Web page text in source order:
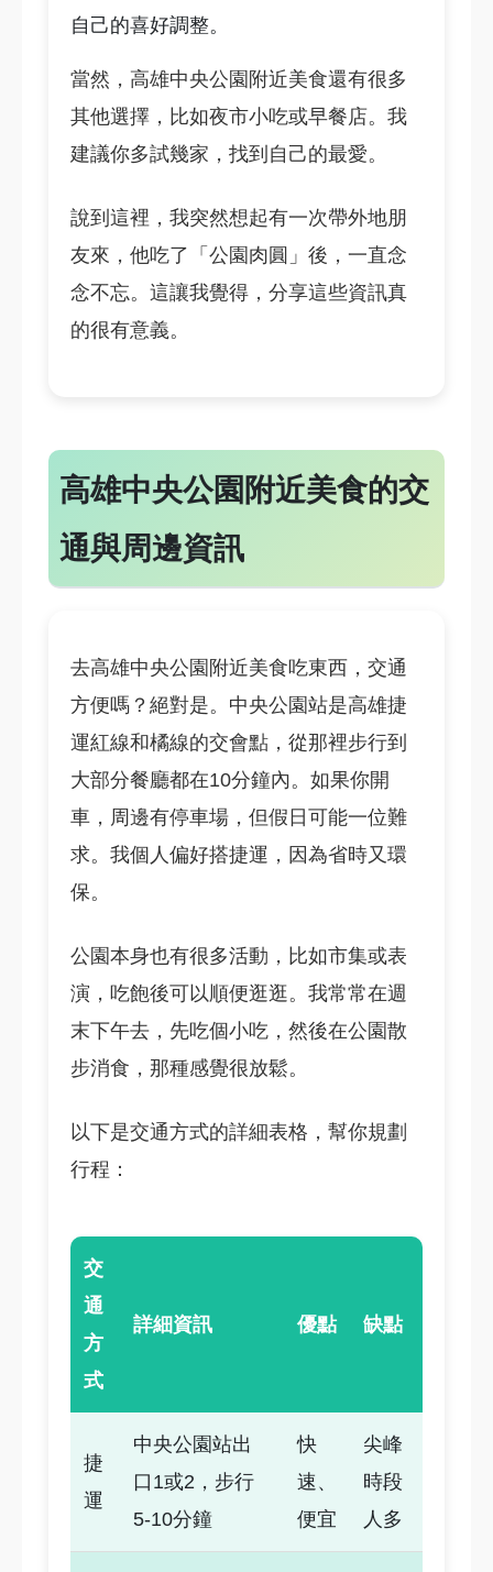
自己的喜好調整。
當然，高雄中央公園附近美食還有很多
其他選擇，比如夜市小吃或早餐店。我
建議你多試幾家，找到自己的最愛。
說到這裡，我突然想起有一次帶外地朋
友來，他吃了「公園肉圓」後，一直念
念不忘。這讓我覺得，分享這些資訊真
的很有意義。
高雄中央公園附近美食的交
通與周邊資訊
去高雄中央公園附近美食吃東西，交通
方便嗎？絕對是。中央公園站是高雄捷
運紅線和橘線的交會點，從那裡步行到
大部分餐廳都在10分鐘內。如果你開
車，周邊有停車場，但假日可能一位難
求。我個人偏好搭捷運，因為省時又環
保。
公園本身也有很多活動，比如市集或表
演，吃飽後可以順便逛逛。我常常在週
末下午去，先吃個小吃，然後在公園散
步消食，那種感覺很放鬆。
以下是交通方式的詳細表格，幫你規劃
行程：
交
通
方
式
詳細資訊 優點 缺點
捷
運
中央公園站出
口1或2，步行
5-10分鐘
快
速、
便宜
尖峰
時段
人多